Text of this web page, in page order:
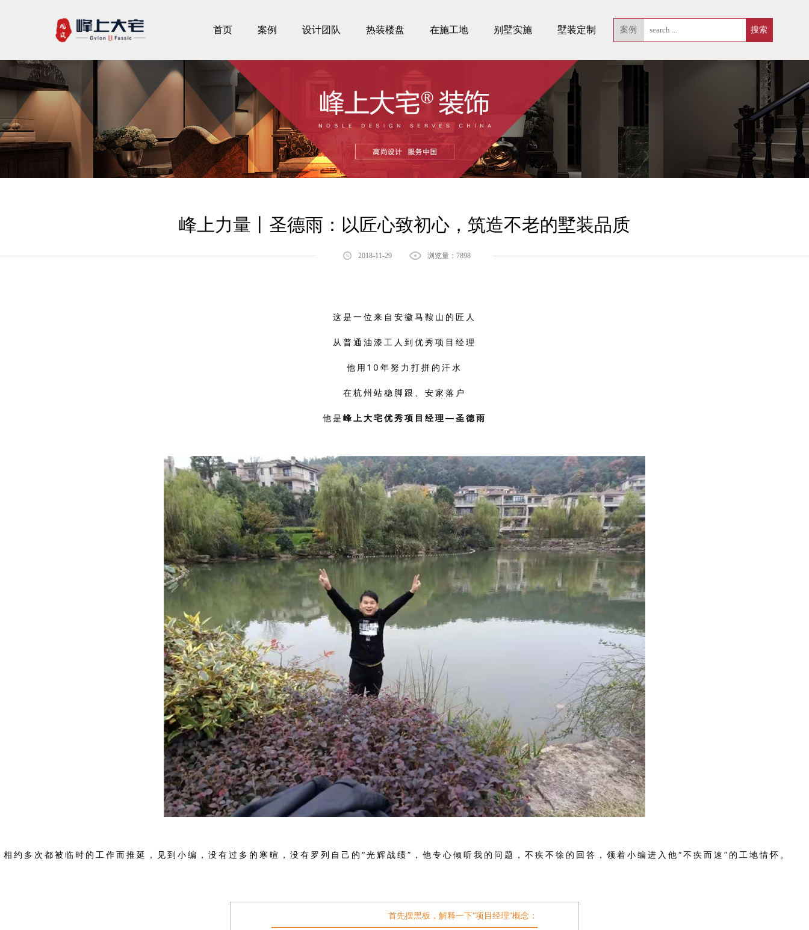
首页 案例 设计团队 热装楼盘 在施工地 别墅实施 墅装定制 案例
峰上力量丨圣德雨：以匠心致初心，筑造不老的墅装品质
2018-11-29 浏览量：7898
这是一位来自安徽马鞍山的匠人
从普通油漆工人到优秀项目经理
他用10年努力打拼的汗水
在杭州站稳脚跟、安家落户
他是 峰上大宅优秀项目经理—圣德雨
相约多次都被临时的工作而推延，见到小编，没有过多的寒暄，没有罗列自己的“光辉战绩”，他专心倾听我的问题，不疾不徐的回答，领着小编进入他“不疾而速”的工地情怀。
首先摆黑板，解释一下“项目经理”概念：